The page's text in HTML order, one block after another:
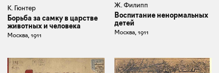
К. Гюнтер
Борьба за самку в царстве
животных и человека
Москва, 1911
Ж. Филипп
Воспитание ненормальных
детей
Москва, 1911